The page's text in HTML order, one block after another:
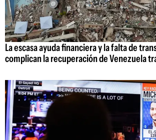
La escasa ayuda financiera y la falta de
complican la recuperación de Venezuela